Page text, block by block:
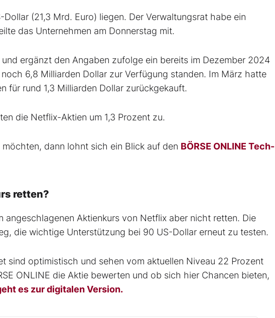
(21,3 Mrd. Euro) liegen. Der Verwaltungsrat habe ein
das Unternehmen am Donnerstag mit.
ergänzt den Angaben zufolge ein bereits im Dezember 2024
6,8 Milliarden Dollar zur Verfügung standen. Im März hatte
für rund 1,3 Milliarden Dollar zurückgekauft.
die Netflix-Aktien um 1,3 Prozent zu.
dann lohnt sich ein Blick auf den BÖRSE ONLINE Tech-
retten?
Aktienkurs von Netflix aber nicht retten. Die
die wichtige Unterstützung bei 90 US-Dollar erneut zu testen.
sind optimistisch und sehen vom aktuellen Niveau 22 Prozent
ONLINE die Aktie bewerten und ob sich hier Chancen bieten,
es zur digitalen Version.